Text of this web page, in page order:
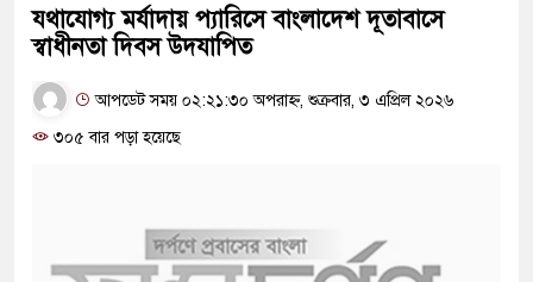
যথাযোগ্য মর্যাদায় প্যারিসে বাংলাদেশ দূতাবাসে
স্বাধীনতা দিবস উদযাপিত
আপডেট সময় ০২:২১:৩০ অপরাহ্ন, শুক্রবার, ৩ এপ্রিল ২০২৬
৩০৫ বার পড়া হয়েছে